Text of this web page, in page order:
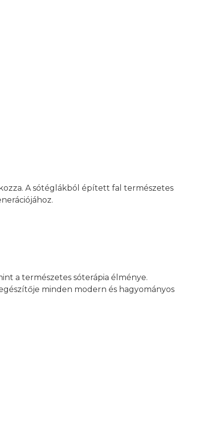
A sótéglákból épített fal természetes
a természetes sóterápia élménye.
minden modern és hagyományos